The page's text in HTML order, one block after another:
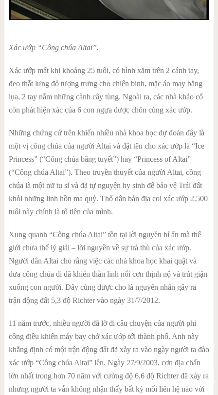
Xác ướp “Công chúa Altai”.
Xác ướp mất khi khoảng 25 tuổi, có hình xăm trên 2 cánh tay,
đeo thắt lưng đỏ tượng trưng cho chiến binh, mặc áo may bằng
lụa, 2 tay nắm những cành cây tùng. Ngoài ra, các nhà khảo cổ
còn phát hiện xác của 6 con ngựa được chôn cùng xác ướp.
Những chứng cứ trên khiến nhiều nhà khoa học dự đoán đây là
một vị công chúa của người Altai và đặt tên cho xác ướp là “Ice
Princess” (“Công chúa băng tuyết”) hay “Princess of Altai”
(“Công chúa Altai”). Theo truyền thuyết của người Altai, công
chúa là một nữ tu sĩ và đã tự nguyện hy sinh để bảo vệ Trái đất
khỏi những linh hồn ma quỷ. Thổ dân bản địa coi xác ướp 2.500
tuổi này chính là tổ tiên của mình.
Xung quanh “Công chúa Altai” tồn tại lời nguyền bí ẩn mà thế
giới chưa thể lý giải – lời nguyền về sự trả thù của xác ướp.
Người dân Altai cho rằng việc các nhà khoa học khai quật và
đưa công chúa đi đã khiến thần linh nổi cơn thịnh nộ và trút giận
xuống con người. Đây cũng được cho là nguyên nhân gây ra
trận động đất 5,3 độ Richter vào ngày 31/7/2012.
11 năm trước, nhiều người đã lờ đi câu chuyện của người phi
công điều khiển máy bay chở xác ướp tới thành phố. Anh này
khẳng định có một trận động đất đã xảy ra vào ngày người ta đào
xác ướp “Công chúa Altai” lên. Ngày 27/9/2003, cơn địa chấn
lớn nhất trong hơn 70 năm với cường độ 6,6 độ Richter đã xảy ra
nhưng người ta vẫn không nhận thấy bất kỳ mối liên hệ nào với